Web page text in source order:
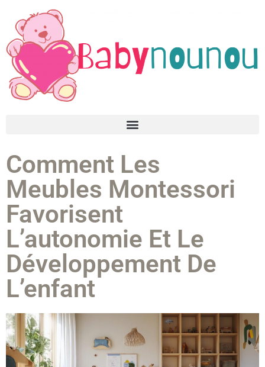
Comment Les
Meubles Montessori
Favorisent
L’autonomie Et Le
Développement De
L’enfant